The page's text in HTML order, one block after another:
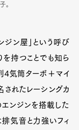
。
ジン屋」という呼び
持つことでも知ら
4気筒ターボ＋マイ
されたレーシングカ
ンジンを搭載した
気音と力強いフィ